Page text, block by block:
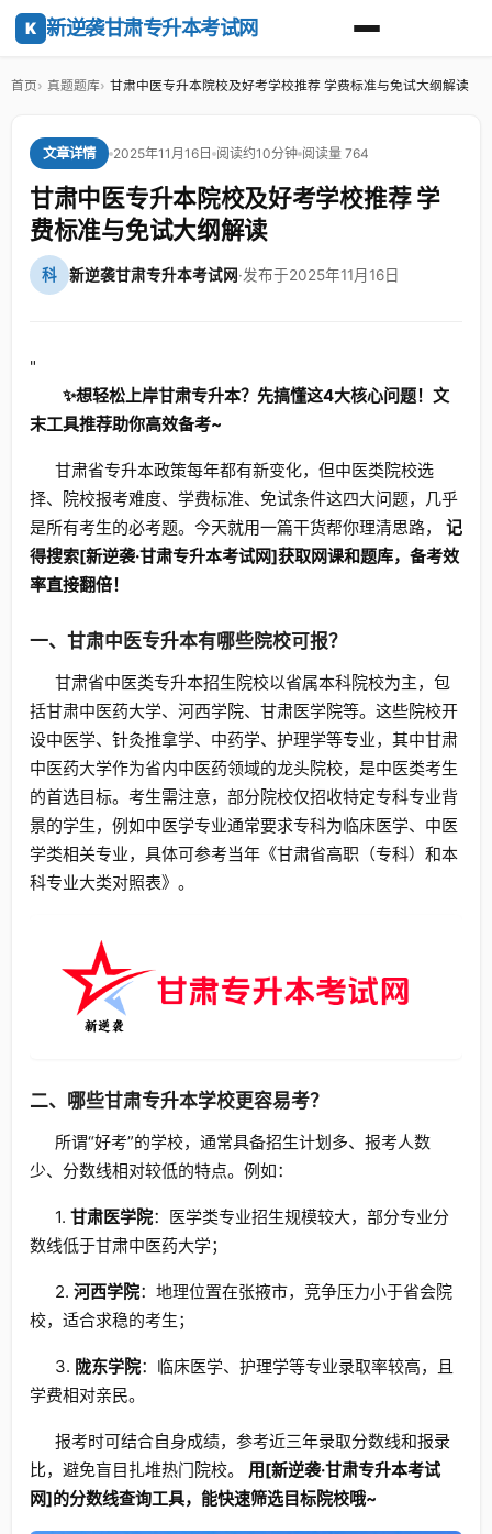
K 新逆袭甘肃专升本考试网
首页 真题题库 甘肃中医专升本院校及好考学校推荐 学费标准与免试大纲解读
文章详情 2025年11月16日 阅读约10分钟 阅读量 764
甘肃中医专升本院校及好考学校推荐 学
费标准与免试大纲解读
科 新逆袭甘肃专升本考试网·发布于2025年11月16日
"
✨想轻松上岸甘肃专升本？先搞懂这4大核心问题！文
末工具推荐助你高效备考~
甘肃省专升本政策每年都有新变化，但中医类院校选
择、院校报考难度、学费标准、免试条件这四大问题，几乎
是所有考生的必考题。今天就用一篇干货帮你理清思路， 记
得搜索[新逆袭·甘肃专升本考试网]获取网课和题库，备考效
率直接翻倍！
一、甘肃中医专升本有哪些院校可报？
甘肃省中医类专升本招生院校以省属本科院校为主，包
括甘肃中医药大学、河西学院、甘肃医学院等。这些院校开
设中医学、针灸推拿学、中药学、护理学等专业，其中甘肃
中医药大学作为省内中医药领域的龙头院校，是中医类考生
的首选目标。考生需注意，部分院校仅招收特定专科专业背
景的学生，例如中医学专业通常要求专科为临床医学、中医
学类相关专业，具体可参考当年《甘肃省高职（专科）和本
科专业大类对照表》。
二、哪些甘肃专升本学校更容易考？
所谓“好考”的学校，通常具备招生计划多、报考人数
少、分数线相对较低的特点。例如：
1. 甘肃医学院：医学类专业招生规模较大，部分专业分
数线低于甘肃中医药大学；
2. 河西学院：地理位置在张掖市，竞争压力小于省会院
校，适合求稳的考生；
3. 陇东学院：临床医学、护理学等专业录取率较高，且
学费相对亲民。
报考时可结合自身成绩，参考近三年录取分数线和报录
比，避免盲目扎堆热门院校。 用[新逆袭·甘肃专升本考试
网]的分数线查询工具，能快速筛选目标院校哦~